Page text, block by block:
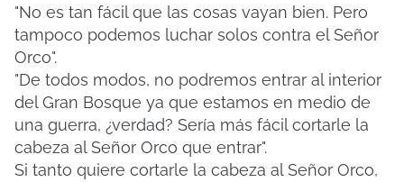
"No es tan fácil que las cosas vayan bien. Pero
tampoco podemos luchar solos contra el Señor
Orco".
"De todos modos, no podremos entrar al interior
del Gran Bosque ya que estamos en medio de
una guerra, ¿verdad? Sería más fácil cortarle la
cabeza al Señor Orco que entrar".
Si tanto quiere cortarle la cabeza al Señor Orco,